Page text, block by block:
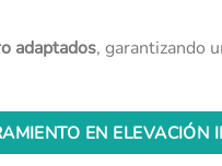
adaptados, garantizando
EN ELEVACIÓN